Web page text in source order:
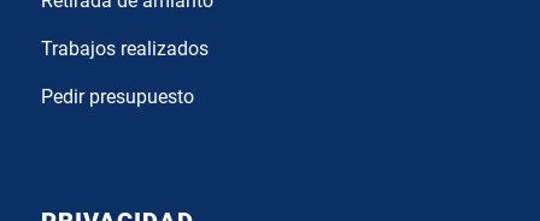
Trabajos realizados
Pedir presupuesto